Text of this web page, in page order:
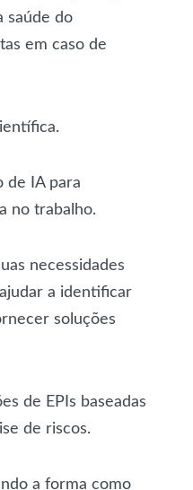
saúde do
em caso de
de IA para
no trabalho.
necessidades
a identificar
soluções
de EPIs baseadas
de riscos.
a forma como